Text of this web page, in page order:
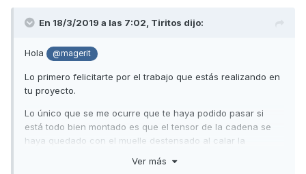
En 18/3/2019 a las 7:02, Tiritos dijo:
Hola @magerit
Lo primero felicitarte por el trabajo que estás realizando en
tu proyecto.
Lo único que se me ocurre que te haya podido pasar si
está todo bien montado es que el tensor de la cadena se
haya quedado con el muelle destensado al calar la
tensor girado hacia la derecha y una vez apretada la culata
Ver más